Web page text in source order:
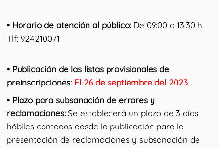
• Horario de atención al público:De 09:00 a 13:30 h.
Tlf: 924210071
• Publicación de las listas provisionales de
preinscripciones: El 26 de septiembre del 2023.
• Plazo para subsanación de errores y
reclamaciones: Se establecerá un plazo de 3 días
hábiles contados desde la publicación para la
presentación de reclamaciones y subsanación de